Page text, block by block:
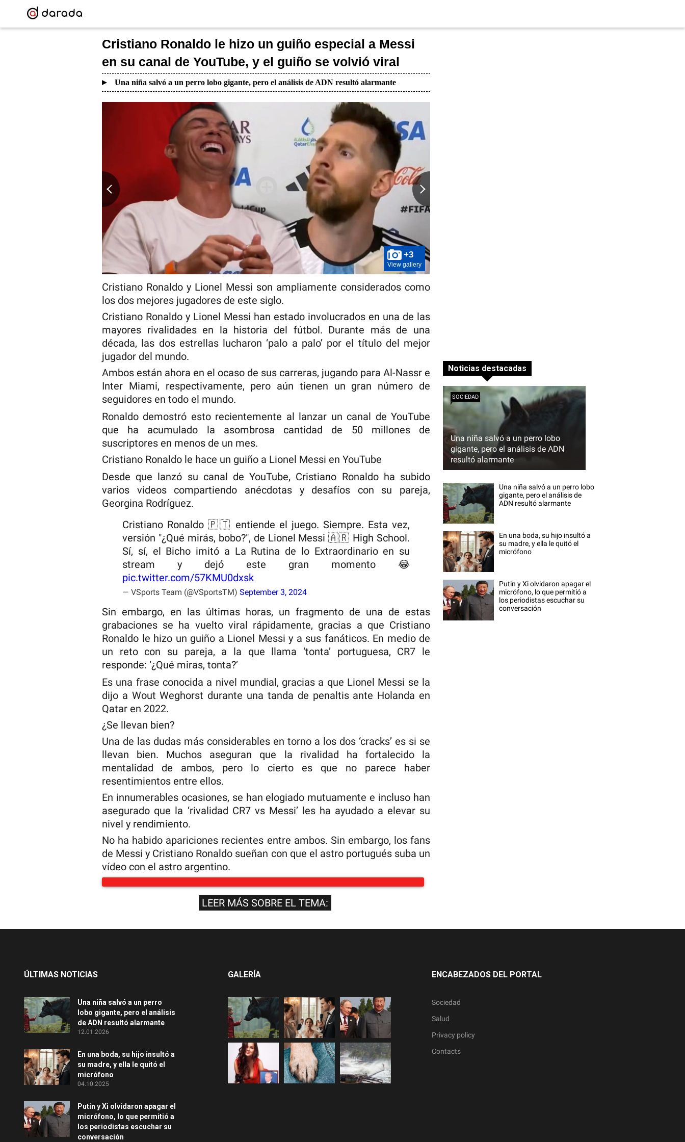
Cristiano Ronaldo le hizo un guiño especial a Messi
en su canal de YouTube, y el guiño se volvió viral
Una niña salvó a un perro lobo gigante, pero el análisis de ADN resultó alarmante
+3
View gallery
Cristiano Ronaldo y Lionel Messi son ampliamente considerados como
los dos mejores jugadores de este siglo.
Cristiano Ronaldo y Lionel Messi han estado involucrados en una de las
mayores rivalidades en la historia del fútbol. Durante más de una
década, las dos estrellas lucharon ‘palo a palo’ por el título del mejor
jugador del mundo.
Ambos están ahora en el ocaso de sus carreras, jugando para Al-Nassr e
Inter Miami, respectivamente, pero aún tienen un gran número de
seguidores en todo el mundo.
Ronaldo demostró esto recientemente al lanzar un canal de YouTube
que ha acumulado la asombrosa cantidad de 50 millones de
suscriptores en menos de un mes.
Cristiano Ronaldo le hace un guiño a Lionel Messi en YouTube
Desde que lanzó su canal de YouTube, Cristiano Ronaldo ha subido
varios videos compartiendo anécdotas y desafíos con su pareja,
Georgina Rodríguez.
Cristiano Ronaldo 🇵🇹 entiende el juego. Siempre. Esta vez,
versión "¿Qué mirás, bobo?", de Lionel Messi 🇦🇷 High School.
Sí, sí, el Bicho imitó a La Rutina de lo Extraordinario en su
stream y dejó este gran momento 😂
pic.twitter.com/57KMU0dxsk
— VSports Team (@VSportsTM) September 3, 2024
Sin embargo, en las últimas horas, un fragmento de una de estas
grabaciones se ha vuelto viral rápidamente, gracias a que Cristiano
Ronaldo le hizo un guiño a Lionel Messi y a sus fanáticos. En medio de
un reto con su pareja, a la que llama ‘tonta’ portuguesa, CR7 le
responde: ‘¿Qué miras, tonta?’
Es una frase conocida a nivel mundial, gracias a que Lionel Messi se la
dijo a Wout Weghorst durante una tanda de penaltis ante Holanda en
Qatar en 2022.
¿Se llevan bien?
Una de las dudas más considerables en torno a los dos ‘cracks’ es si se
llevan bien. Muchos aseguran que la rivalidad ha fortalecido la
mentalidad de ambos, pero lo cierto es que no parece haber
resentimientos entre ellos.
En innumerables ocasiones, se han elogiado mutuamente e incluso han
asegurado que la ‘rivalidad CR7 vs Messi’ les ha ayudado a elevar su
nivel y rendimiento.
No ha habido apariciones recientes entre ambos. Sin embargo, los fans
de Messi y Cristiano Ronaldo sueñan con que el astro portugués suba un
vídeo con el astro argentino.
LEER MÁS SOBRE EL TEMA:
Noticias destacadas
Una niña salvó a un perro lobo
gigante, pero el análisis de ADN
resultó alarmante
SOCIEDAD
Una niña salvó a un perro lobo
gigante, pero el análisis de
ADN resultó alarmante
En una boda, su hijo insultó a
su madre, y ella le quitó el
micrófono
Putin y Xi olvidaron apagar el
micrófono, lo que permitió a
los periodistas escuchar su
conversación
ÚLTIMAS NOTICIAS
Una niña salvó a un perro
lobo gigante, pero el análisis
de ADN resultó alarmante
12.01.2026
En una boda, su hijo insultó a
su madre, y ella le quitó el
micrófono
04.10.2025
Putin y Xi olvidaron apagar el
micrófono, lo que permitió a
los periodistas escuchar su
conversación
GALERÍA ENCABEZADOS DEL PORTAL
Sociedad
Salud
Privacy policy
Contacts